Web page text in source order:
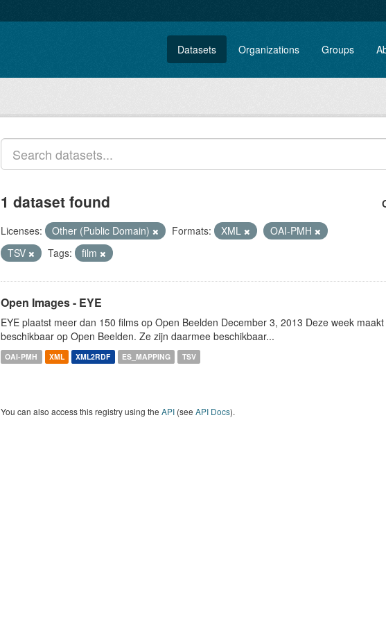
Datasets Organizations Groups
1 dataset found
Licenses: Other (Public Domain) Formats: XML
OAI-PMH
TSV
Tags: film
Open Images - EYE
EYE plaatst meer dan 150 films op Open Beelden December 3, 2013 Deze week
beschikbaar op Open Beelden. Ze zijn daarmee beschikbaar...
OAI-PMH XML XML2RDF ES_MAPPING TSV
You can also access this registry using the API (see API Docs).